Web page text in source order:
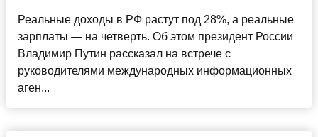
Реальные доходы в РФ растут под 28%, а реальные
зарплаты — на четверть. Об этом президент России
Владимир Путин рассказал на встрече с
руководителями международных информационных
аген...